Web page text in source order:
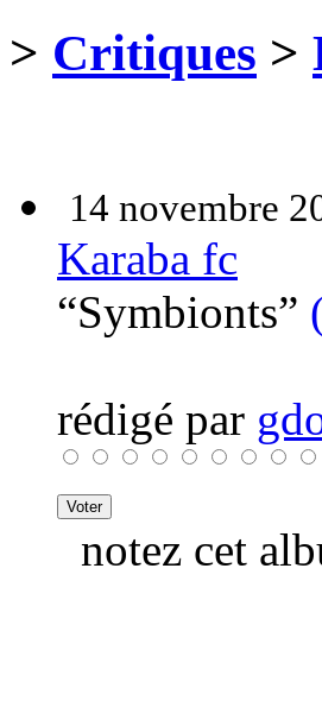
> Critiques >
14 novembre
Karaba fc
“Symbionts”
rédigé par
notez cet